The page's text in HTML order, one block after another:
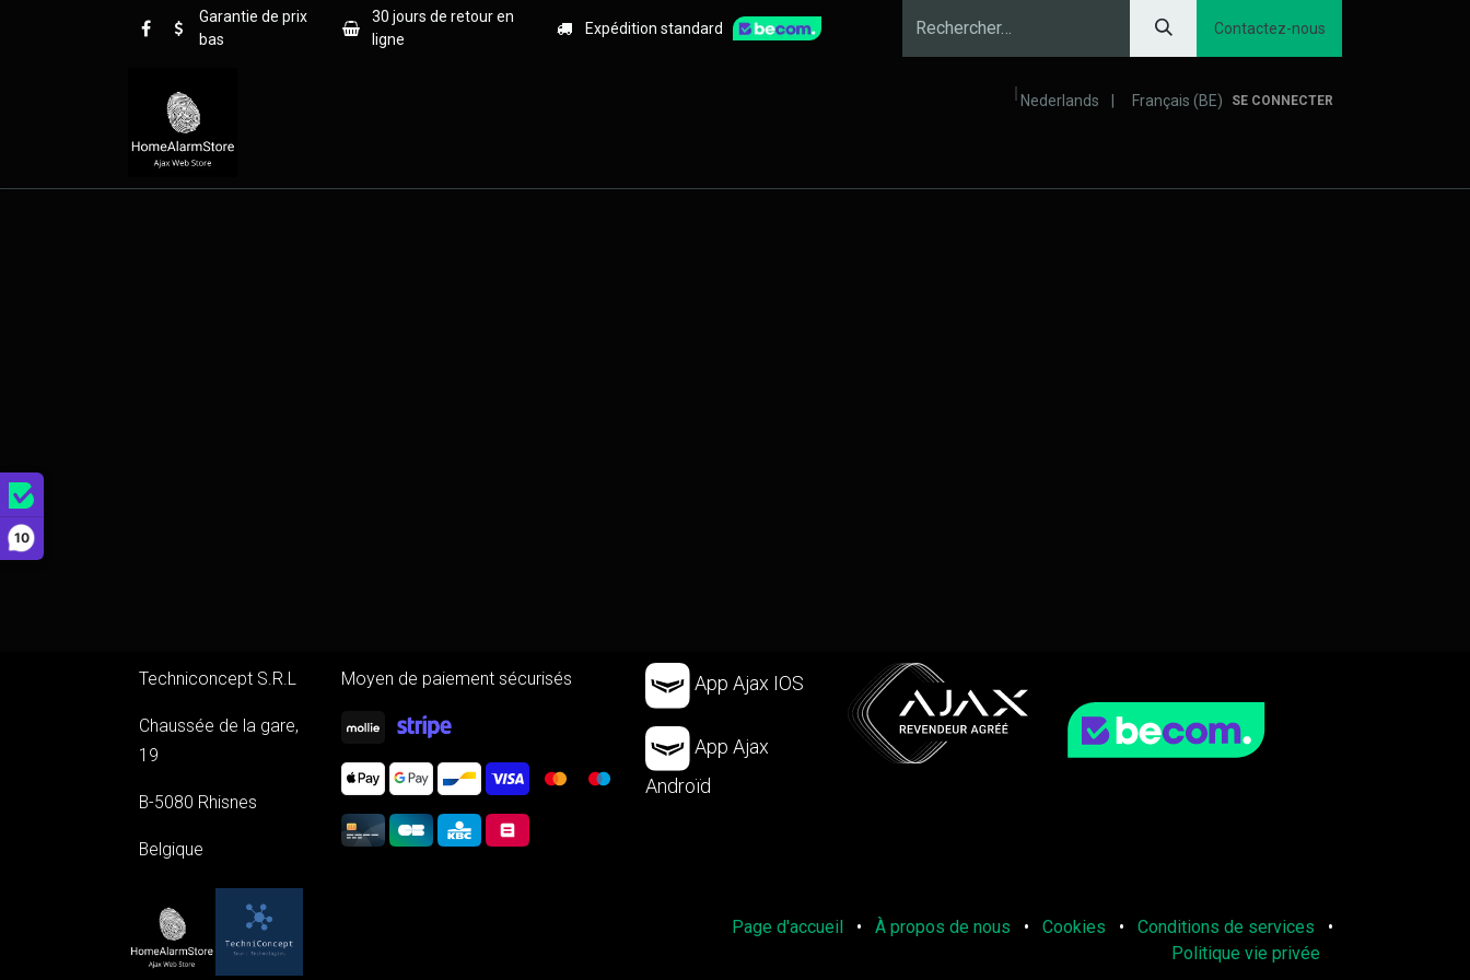
10
Garantie de prix
bas
30 jours de retour en
ligne
Expédition standard Contactez-nous
Nederlands | Français (BE) SE CONNECTER
Techniconcept S.R.L
Chaussée de la gare,
19
B-5080 Rhisnes
Belgique
Moyen de paiement sécurisés App Ajax IOS
App Ajax
Androïd
Page d'accueil • À propos de nous • Cookies • Conditions de services
•
Politique vie privée